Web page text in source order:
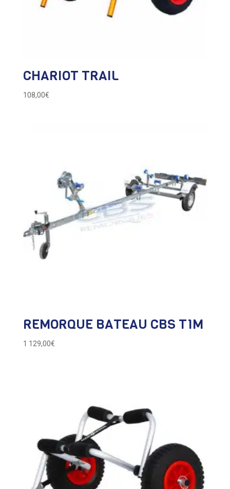
CHARIOT TRAIL
108,00€
REMORQUE BATEAU CBS T1M
1 129,00€